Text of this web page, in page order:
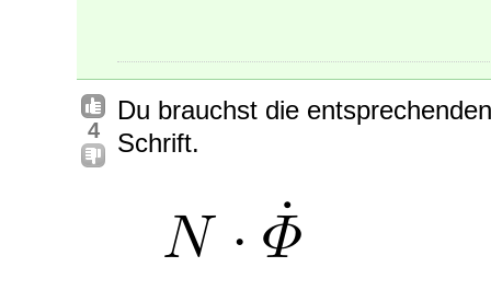
4
Du brauchst die
Schrift.